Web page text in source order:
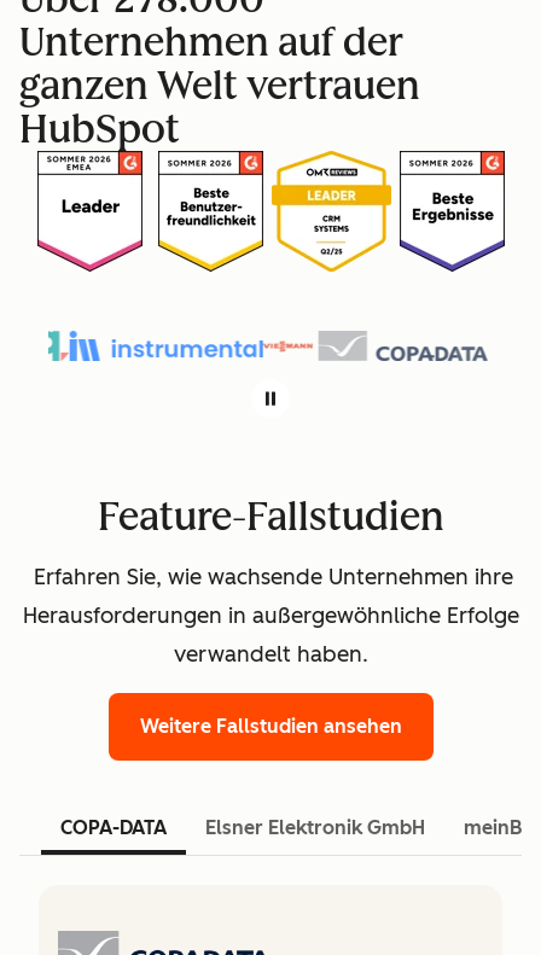
Unternehmen auf der
ganzen Welt vertrauen
HubSpot
Feature-Fallstudien
Erfahren Sie, wie wachsende Unternehmen ihre
Herausforderungen in außergewöhnliche Erfolge
verwandelt haben.
Weitere Fallstudien ansehen
COPA-DATA Elsner Elektronik GmbH